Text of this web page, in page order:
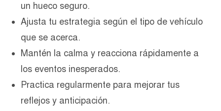
un hueco seguro.
Ajusta tu estrategia según el tipo de vehículo
que se acerca.
Mantén la calma y reacciona rápidamente a
los eventos inesperados.
Practica regularmente para mejorar tus
reflejos y anticipación.